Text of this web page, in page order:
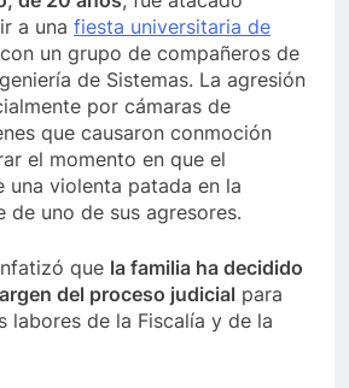
a una fiesta universitaria de
un grupo de compañeros de
de Sistemas. La agresión
por cámaras de
que causaron conmoción
el momento en que el
una violenta patada en la
uno de sus agresores.
que la familia ha decidido
del proceso judicial para
labores de la Fiscalía y de la